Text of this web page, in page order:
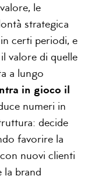
le
strategica
certi periodi, e
valore di quelle
a lungo
in gioco il
numeri in
decide
favorire la
nuovi clienti
la brand